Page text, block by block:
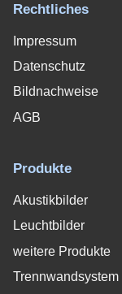
Rechtliches
Impressum
Datenschutz
Bildnachweise
AGB
Produkte
Akustikbilder
Leuchtbilder
weitere Produkte
Trennwandsystem